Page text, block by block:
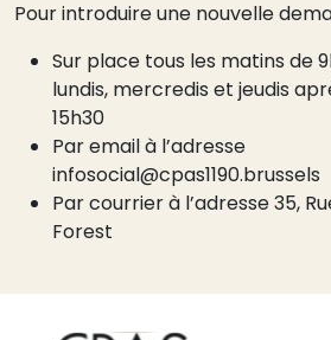
Pour introduire une nouvelle
Sur place tous les matins de
lundis, mercredis et jeudis
15h30
Par email à l’adresse
infosocial@cpas1190.brussels
Par courrier à l’adresse 35,
Forest